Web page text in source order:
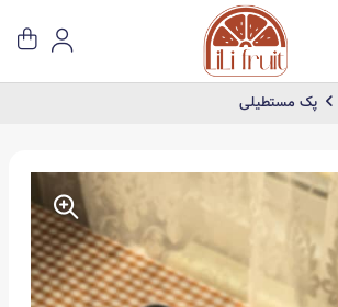
پک مستطیلی